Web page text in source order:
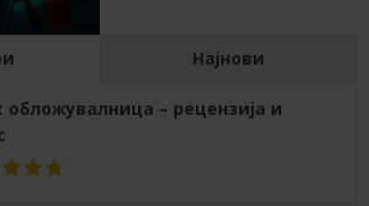
Најнови
обложувалница – рецензија и